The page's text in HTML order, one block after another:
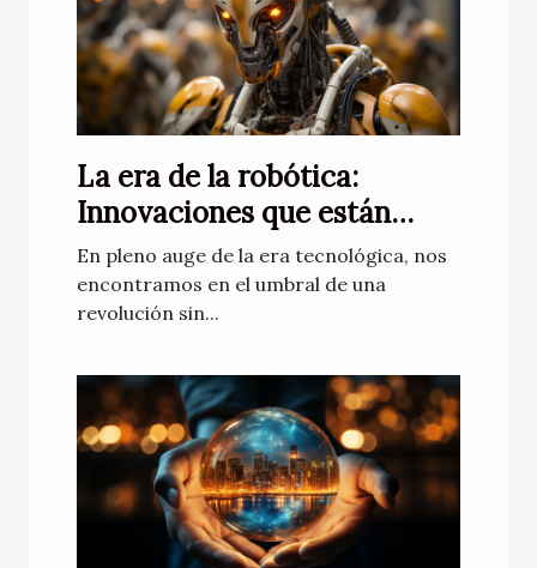
La era de la robótica:
Innovaciones que están
cambiando el mundo
En pleno auge de la era tecnológica, nos
encontramos en el umbral de una
revolución sin...